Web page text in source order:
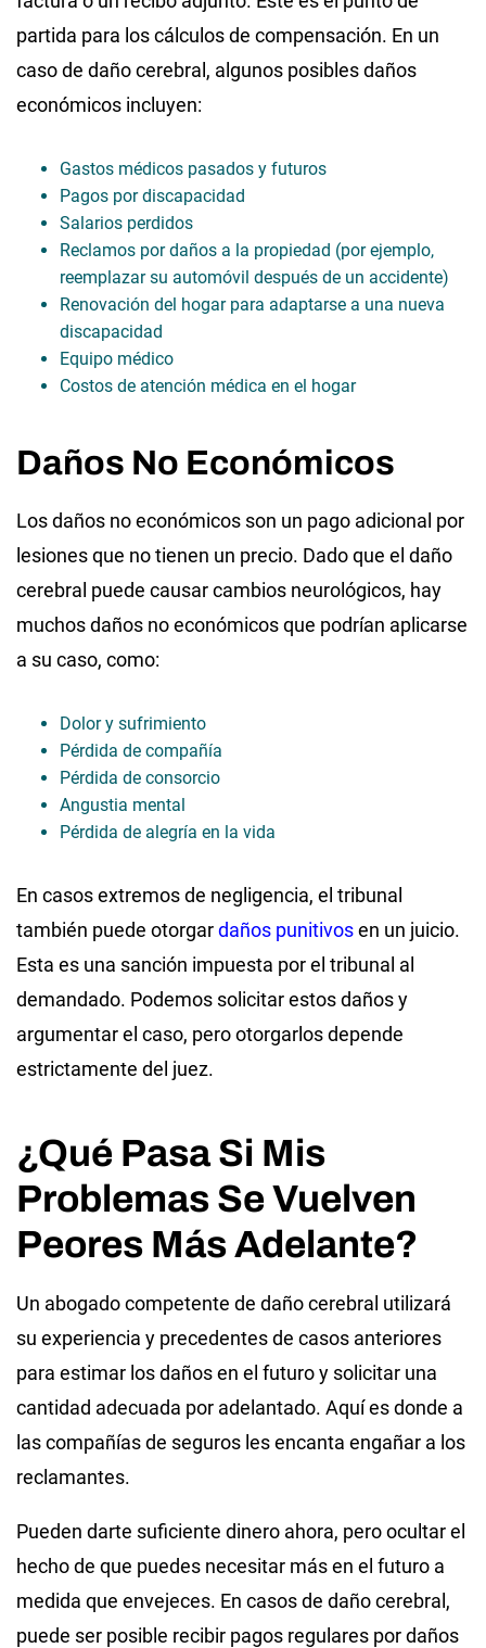
partida para los cálculos de compensación. En un
caso de daño cerebral, algunos posibles daños
económicos incluyen:
Gastos médicos pasados ​​y futuros
Pagos por discapacidad
Salarios perdidos
Reclamos por daños a la propiedad (por ejemplo,
reemplazar su automóvil después de un accidente)
Renovación del hogar para adaptarse a una nueva
discapacidad
Equipo médico
Costos de atención médica en el hogar
Daños No Económicos
Los daños no económicos son un pago adicional por
lesiones que no tienen un precio. Dado que el daño
cerebral puede causar cambios neurológicos, hay
muchos daños no económicos que podrían aplicarse
a su caso, como:
Dolor y sufrimiento
Pérdida de compañía
Pérdida de consorcio
Angustia mental
Pérdida de alegría en la vida
En casos extremos de negligencia, el tribunal
también puede otorgardaños punitivosen un juicio.
Esta es una sanción impuesta por el tribunal al
demandado. Podemos solicitar estos daños y
argumentar el caso, pero otorgarlos depende
estrictamente del juez.
¿Qué Pasa Si Mis
Problemas Se Vuelven
Peores Más Adelante?
Un abogado competente de daño cerebral utilizará
su experiencia y precedentes de casos anteriores
para estimar los daños en el futuro y solicitar una
cantidad adecuada por adelantado. Aquí es donde a
las compañías de seguros les encanta engañar a los
reclamantes.
Pueden darte suficiente dinero ahora, pero ocultar el
hecho de que puedes necesitar más en el futuro a
medida que envejeces. En casos de daño cerebral,
puede ser posible recibir pagos regulares por daños